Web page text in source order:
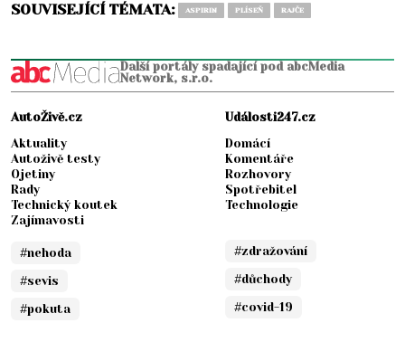
SOUVISEJÍCÍ TÉMATA: ASPIRIN PLÍSEŇ RAJČE
Další portály spadající pod abcMedia
Network, s.r.o.
AutoŽivě.cz
Aktuality
Autoživě testy
Ojetiny
Rady
Technický koutek
Zajímavosti
#nehoda
#sevis
#pokuta
Události247.cz
Domácí
Komentáře
Rozhovory
Spotřebitel
Technologie
#zdražování
#důchody
#covid-19